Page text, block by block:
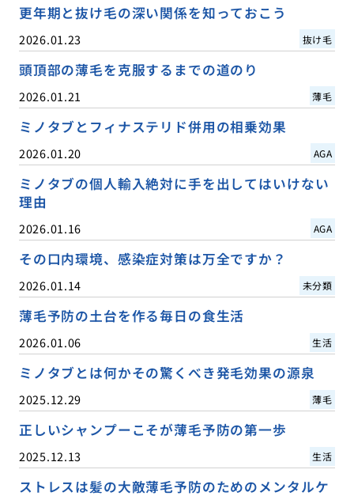
更年期と抜け毛の深い関係を知っておこう
2026.01.23 抜け毛
頭頂部の薄毛を克服するまでの道のり
2026.01.21 薄毛
ミノタブとフィナステリド併用の相乗効果
2026.01.20 AGA
ミノタブの個人輸入絶対に手を出してはいけない
理由
2026.01.16 AGA
その口内環境、感染症対策は万全ですか？
2026.01.14 未分類
薄毛予防の土台を作る毎日の食生活
2026.01.06 生活
ミノタブとは何かその驚くべき発毛効果の源泉
2025.12.29 薄毛
正しいシャンプーこそが薄毛予防の第一歩
2025.12.13 生活
ストレスは髪の大敵薄毛予防のためのメンタルケ